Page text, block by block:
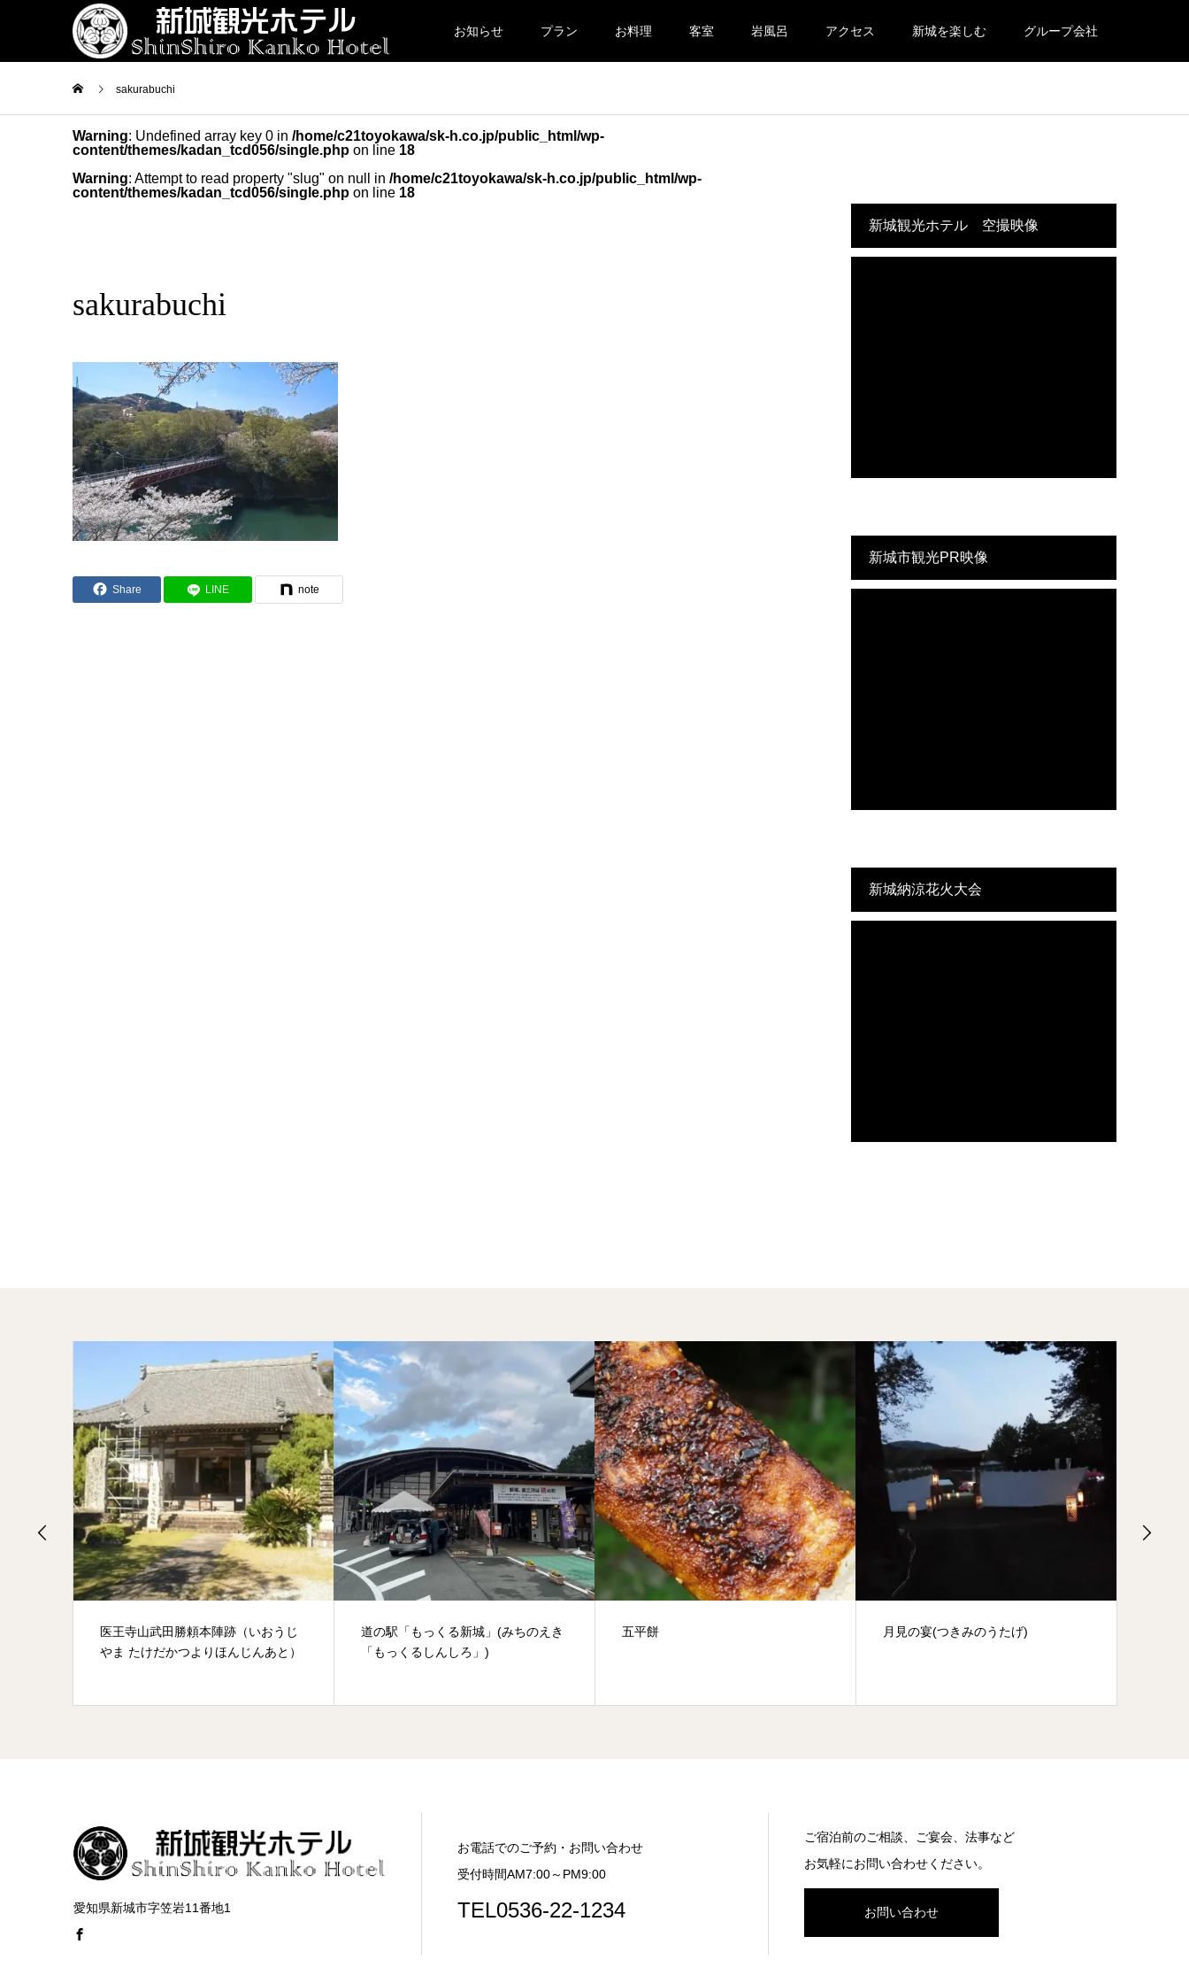
お知らせ プラン お料理 客室 岩風呂 アクセス 新城を楽しむ グループ会社
sakurabuchi
Warning: Undefined array key 0 in /home/c21toyokawa/sk-h.co.jp/public_html/wp-
content/themes/kadan_tcd056/single.php on line 18
Warning: Attempt to read property "slug" on null in /home/c21toyokawa/sk-h.co.jp/public_html/wp-
content/themes/kadan_tcd056/single.php on line 18
sakurabuchi
Share LINE note
新城観光ホテル 空撮映像
新城市観光PR映像
新城納涼花火大会
道の駅「もっくる新城」(みちのえき
「もっくるしんしろ」)
五平餅 月見の宴(つきみのうたげ) 長ノ山湿原
愛知県新城市字笠岩11番地1
お電話でのご予約・お問い合わせ
受付時間AM7:00～PM9:00
TEL0536-22-1234
ご宿泊前のご相談、ご宴会、法事など
お気軽にお問い合わせください。
お問い合わせ